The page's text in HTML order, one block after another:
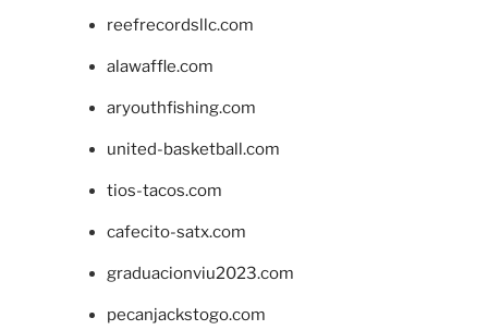
reefrecordsllc.com
alawaffle.com
aryouthfishing.com
united-basketball.com
tios-tacos.com
cafecito-satx.com
graduacionviu2023.com
pecanjackstogo.com